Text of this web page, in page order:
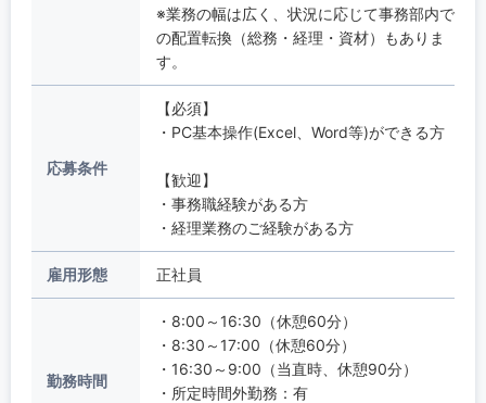
※業務の幅は広く、状況に応じて事務部内で
の配置転換（総務・経理・資材）もありま
す。
応募条件
【必須】
・PC基本操作(Excel、Word等)ができる方
【歓迎】
・事務職経験がある方
・経理業務のご経験がある方
雇用形態 正社員
勤務時間
・8:00～16:30（休憩60分）
・8:30～17:00（休憩60分）
・16:30～9:00（当直時、休憩90分）
・所定時間外勤務：有